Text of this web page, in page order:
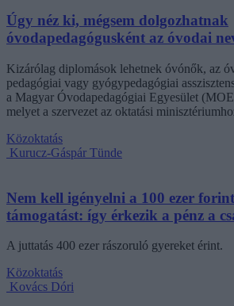
Úgy néz ki, mégsem dolgozhatnak
óvodapedagógusként az óvodai
Kizárólag diplomások lehetnek óvónők, az
pedagógiai vagy gyógypedagógiai
a Magyar Óvodapedagógiai Egyesület
melyet a szervezet az oktatási
Közoktatás
Kurucz-Gáspár Tünde
Nem kell igényelni a 100 ezer
támogatást: így érkezik a pénz a
A juttatás 400 ezer rászoruló gyereket érint.
Közoktatás
Kovács Dóri